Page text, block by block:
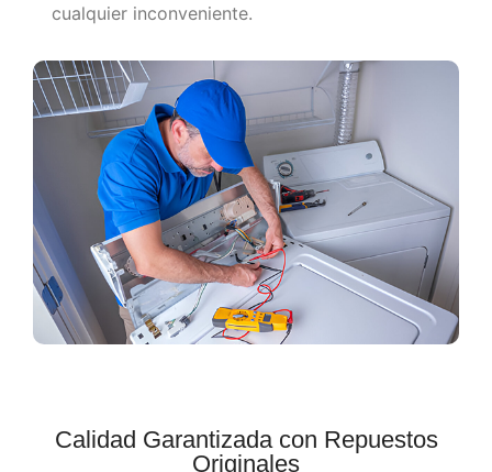
cualquier inconveniente.
Calidad Garantizada con Repuestos
Originales